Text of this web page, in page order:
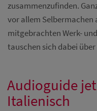
zusammenzufinden.
vor allem Selbermachen
mitgebrachten Werk-
tauschen sich dabei
Audioguide
Italienisch